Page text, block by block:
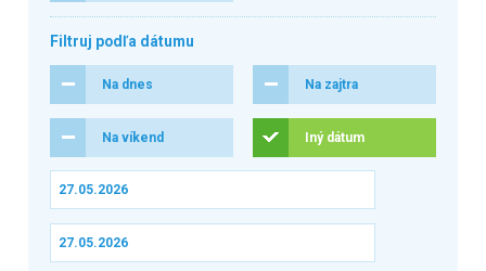
Filtruj podľa dátumu
Na dnes Na zajtra
Na víkend Iný dátum